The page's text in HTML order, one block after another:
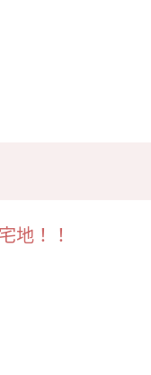
地！！